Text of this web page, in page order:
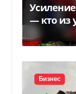
— кто из
потеряет
Бизнес